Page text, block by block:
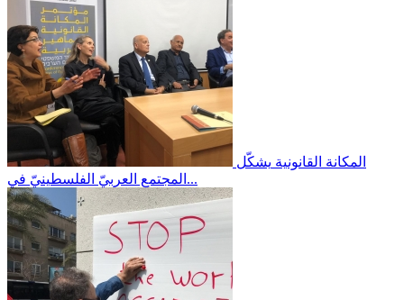
المكانة القانونية يشكّل
المجتمع العربيّ الفلسطينيّ في...